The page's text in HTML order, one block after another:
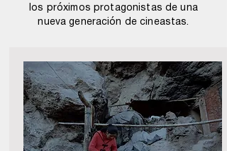
los próximos protagonistas de una
nueva generación de cineastas.